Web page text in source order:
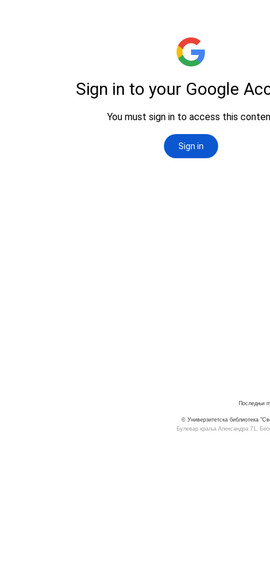
Последњи
© Универзитетска библиотека
Булевар краља Александра 71,